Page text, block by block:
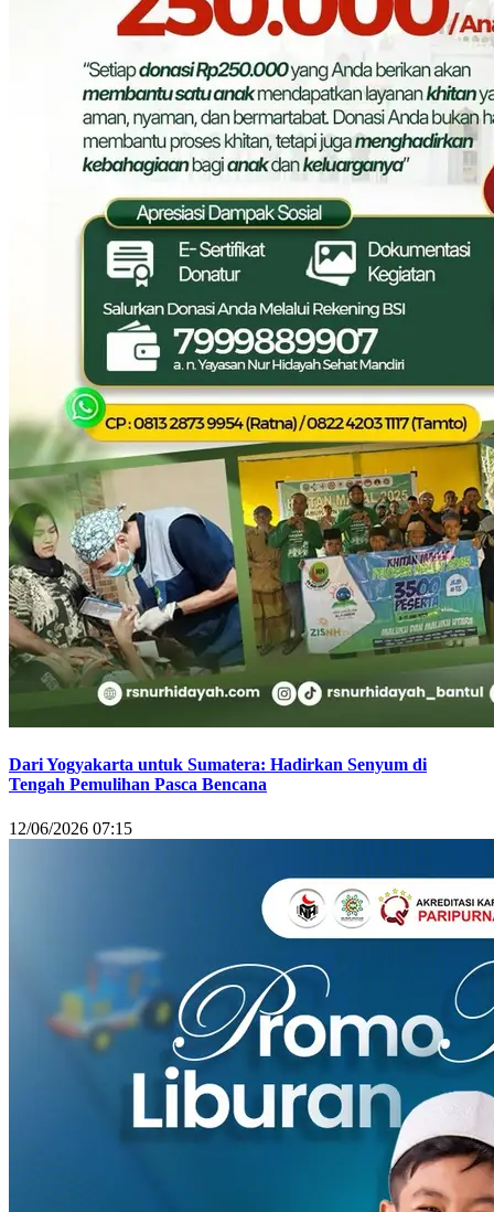
Dari Yogyakarta untuk Sumatera: Hadirkan Senyum di
Tengah Pemulihan Pasca Bencana
12/06/2026 07:15